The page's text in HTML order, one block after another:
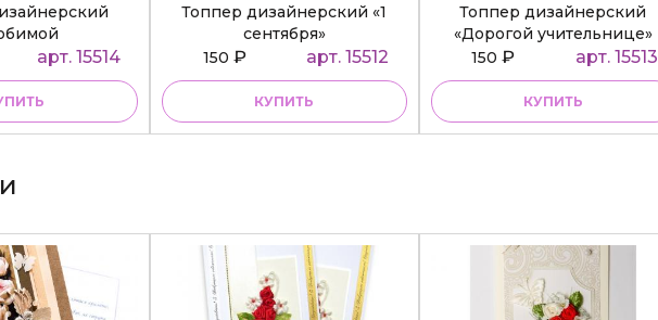
арт. 15514
Топпер дизайнерский «1
сентября»
150 ₽ арт. 15512
КУПИТЬ
Топпер дизайнерский
«Дорогой учительнице»
150₽ арт. 15513
КУПИТЬ